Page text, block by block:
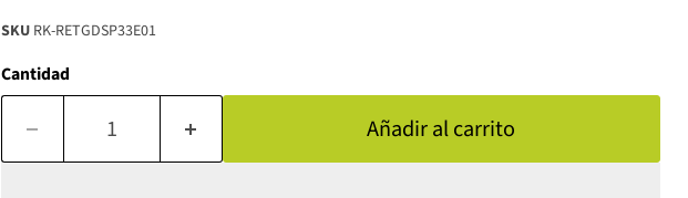
SKU RK-RETGDSP33E01
Cantidad
Añadir al carrito